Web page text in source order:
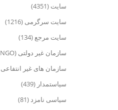
سایت (4351)
سایت سرگرمی (1216)
سایت مرجع (134)
سازمان غیر دولتی (NGO) (332)
سازمان های غیر انتفاعی
سیاستمدار (439)
سیاسی نامزد (81)